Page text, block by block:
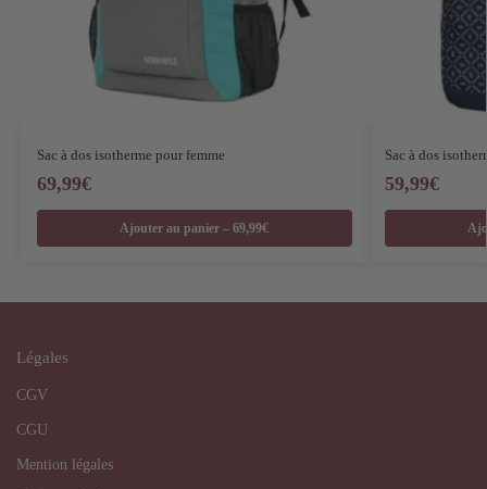
Sac à dos isotherme pour femme
69,99€
Ajouter au panier – 69,99€
Sac à dos
59,99€
Légales
CGV
CGU
Mention légales